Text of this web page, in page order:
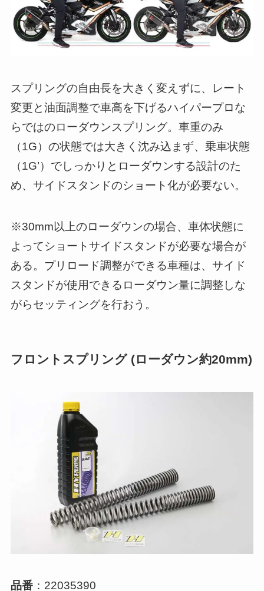
スプリングの自由長を大きく変えずに、レート
変更と油面調整で車高を下げるハイパープロな
らではのローダウンスプリング。車重のみ
（1G）の状態では大きく沈み込まず、乗車状態
（1G’）でしっかりとローダウンする設計のた
め、サイドスタンドのショート化が必要ない。
※30mm以上のローダウンの場合、車体状態に
よってショートサイドスタンドが必要な場合が
ある。プリロード調整ができる車種は、サイド
スタンドが使用できるローダウン量に調整しな
がらセッティングを行おう。
フロントスプリング (ローダウン約20mm)
品番：22035390